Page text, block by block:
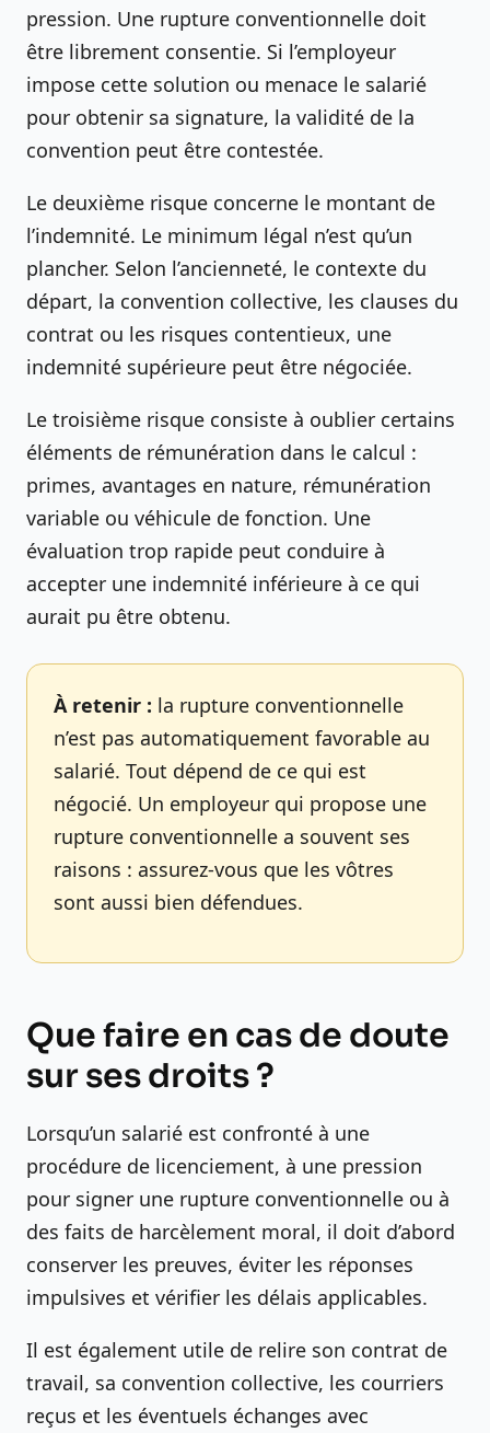
pression. Une rupture conventionnelle doit
être librement consentie. Si l’employeur
impose cette solution ou menace le salarié
pour obtenir sa signature, la validité de la
convention peut être contestée.
Le deuxième risque concerne le montant de
l’indemnité. Le minimum légal n’est qu’un
plancher. Selon l’ancienneté, le contexte du
départ, la convention collective, les clauses du
contrat ou les risques contentieux, une
indemnité supérieure peut être négociée.
Le troisième risque consiste à oublier certains
éléments de rémunération dans le calcul :
primes, avantages en nature, rémunération
variable ou véhicule de fonction. Une
évaluation trop rapide peut conduire à
accepter une indemnité inférieure à ce qui
aurait pu être obtenu.
À retenir : la rupture conventionnelle
n’est pas automatiquement favorable au
salarié. Tout dépend de ce qui est
négocié. Un employeur qui propose une
rupture conventionnelle a souvent ses
raisons : assurez-vous que les vôtres
sont aussi bien défendues.
Que faire en cas de doute
sur ses droits ?
Lorsqu’un salarié est confronté à une
procédure de licenciement, à une pression
pour signer une rupture conventionnelle ou à
des faits de harcèlement moral, il doit d’abord
conserver les preuves, éviter les réponses
impulsives et vérifier les délais applicables.
Il est également utile de relire son contrat de
travail, sa convention collective, les courriers
reçus et les éventuels échanges avec